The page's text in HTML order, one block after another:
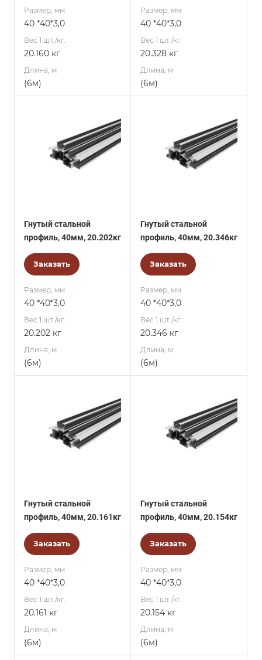
Размер, мм
40 *40*3,0
Вес 1 шт./кг.
20.160 кг
Длина, м
(6м)
Размер, мм
40 *40*3,0
Вес 1 шт./кг.
20.328 кг
Длина, м
(6м)
Гнутый стальной
профиль, 40мм, 20.202кг
Заказать
Размер, мм
40 *40*3,0
Вес 1 шт./кг.
20.202 кг
Длина, м
(6м)
Гнутый стальной
профиль, 40мм, 20.346кг
Заказать
Размер, мм
40 *40*3,0
Вес 1 шт./кг.
20.346 кг
Длина, м
(6м)
Гнутый стальной
профиль, 40мм, 20.161кг
Заказать
Размер, мм
40 *40*3,0
Вес 1 шт./кг.
20.161 кг
Длина, м
(6м)
Гнутый стальной
профиль, 40мм, 20.154кг
Заказать
Размер, мм
40 *40*3,0
Вес 1 шт./кг.
20.154 кг
Длина, м
(6м)